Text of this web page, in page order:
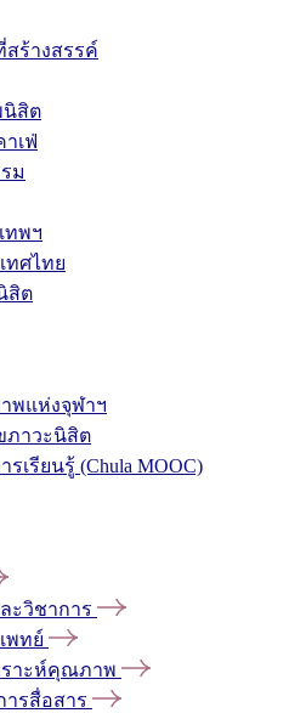
ร้างสรรค์
นิสิต
เฟ่
ม
ทพฯ
ทศไทย
สิต
พแห่งจุฬาฯ
ภาวะนิสิต
เรียนรู้ (Chula MOOC)
ะวิชาการ
พทย์
ราะห์คุณภาพ
ารสื่อสาร